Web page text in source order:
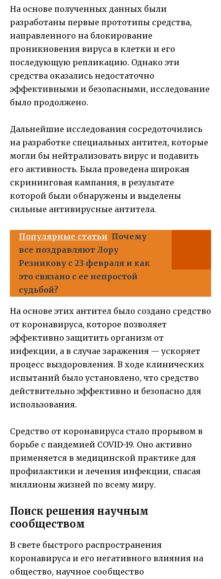
На основе полученных данных были
разработаны первые прототипы средства,
направленного на блокирование
проникновения вируса в клетки и его
последующую репликацию. Однако эти
средства оказались недостаточно
эффективными и безопасными, исследование
было продолжено.
Дальнейшие исследования сосредоточились
на разработке специальных антител, которые
могли бы нейтрализовать вирус и подавить
его активность. Была проведена широкая
скрининговая кампания, в результате
которой были обнаружены и выделены
сильные антивирусные антитела.
Популярные статьи Почему
все поздравляют Лору
Резникову с 23 февраля и как
это связано с ее непростой
судьбой?
На основе этих антител было создано средство
от коронавируса, которое позволяет
эффективно защитить организм от
инфекции, а в случае заражения — ускоряет
процесс выздоровления. В ходе клинических
испытаний было установлено, что средство
действительно эффективно и безопасно для
использования.
Средство от коронавируса стало прорывом в
борьбе с пандемией COVID-19. Оно активно
применяется в медицинской практике для
профилактики и лечения инфекции, спасая
миллионы жизней по всему миру.
Поиск решения научным
сообществом
В свете быстрого распространения
коронавируса и его негативного влияния на
общество, научное сообщество